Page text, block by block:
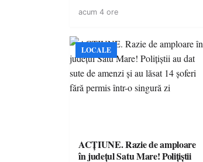
niciodată permis
acum 4 ore
LOCALE
ACȚIUNE. Razie de amploare
în județul Satu Mare! Polițiștii